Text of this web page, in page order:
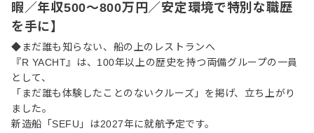
暇／年収500～800万円／安定環境で特別な職歴
を手に】
◆まだ誰も知らない、船の上のレストランへ
『R YACHT』は、100年以上の歴史を持つ両備グループの一員
として、
「まだ誰も体験したことのないクルーズ」を掲げ、立ち上がり
ました。
新造船「SEFU」は2027年に就航予定です。